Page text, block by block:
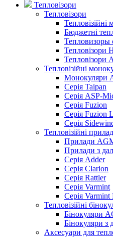
Тепловізори
Тепловізори
Тепловізійні
Бюджетні
Тепловизоры
Тепловізори
Тепловізори
Тепловізійні
Монокуляри
Серія Taipan
Серія ASP-
Серія Fuzion
Серія Fuzion
Серія
Тепловізійні
Прилади
Прилади з
Серія Adder
Серія Clarion
Серія Rattler
Серія Varmint
Серія Varmint
Тепловізійні
Бінокуляри
Бінокуляри з
Аксесуари для